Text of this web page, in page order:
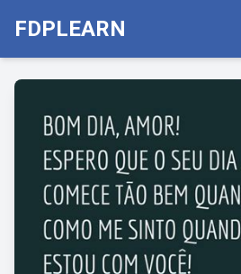
FDPLEARN